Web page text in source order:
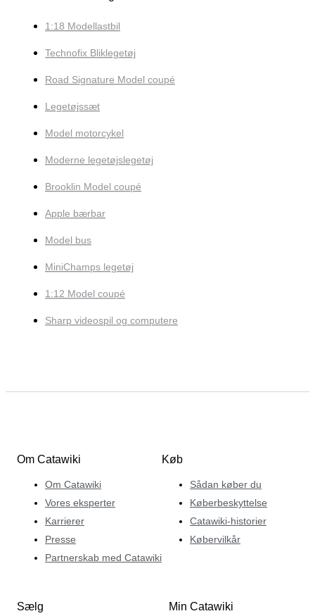
1:18 Modellastbil
Technofix Bliklegetøj
Road Signature Model coupé
Legetøjssæt
Model motorcykel
Moderne legetøjslegetøj
Brooklin Model coupé
Apple bærbar
Model bus
MiniChamps legetøj
1:12 Model coupé
Sharp videospil og computere
Om Catawiki
Om Catawiki
Vores eksperter
Karrierer
Presse
Partnerskab med Catawiki
Køb
Sådan køber du
Køberbeskyttelse
Catawiki-historier
Købervilkår
Sælg Min Catawiki